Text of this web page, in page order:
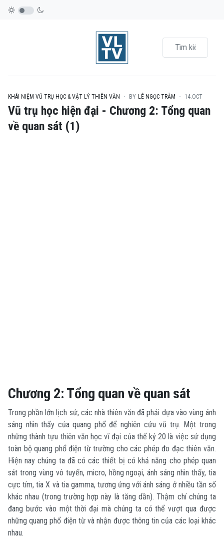
KHÁI NIỆM VŨ TRỤ HỌC & VẬT LÝ THIÊN VĂN BY LÊ NGỌC TRẪM 14.OCT
Vũ trụ học hiện đại - Chương 2: Tổng quan
về quan sát (1)
Chương 2: Tổng quan về quan sát
Trong phần lớn lịch sử, các nhà thiên văn đã phải dựa vào vùng ánh
sáng nhìn thấy của quang phổ để nghiên cứu vũ trụ. Một trong
những thành tựu thiên văn học vĩ đại của thế kỷ 20 là việc sử dụng
toàn bộ quang phổ điện từ trường cho các phép đo đạc thiên văn.
Hiện nay chúng ta đã có các thiết bị có khả năng cho phép quan
sát trong vùng vô tuyến, micro, hồng ngoại, ánh sáng nhìn thấy, tia
cực tím, tia X và tia gamma, tương ứng với ánh sáng ở nhiều tần số
khác nhau (trong trường hợp này là tăng dần). Thậm chí chúng ta
đang bước vào một thời đại mà chúng ta có thể vượt qua được
những quang phổ điện từ và nhận được thông tin của các loại khác
nhau.